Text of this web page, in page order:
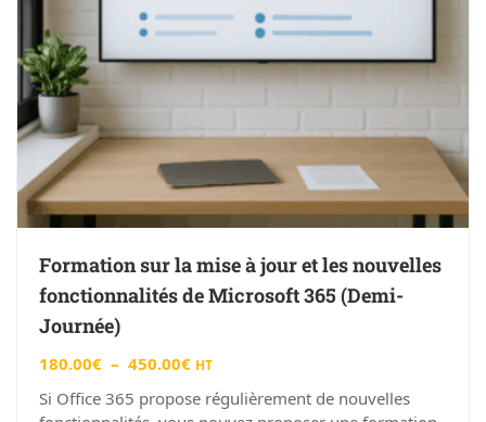
Formation sur la mise à jour et les nouvelles
fonctionnalités de Microsoft 365 (Demi-
Journée)
180.00€ – 450.00€ HT
Si Office 365 propose régulièrement de nouvelles